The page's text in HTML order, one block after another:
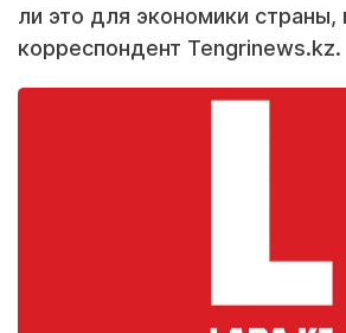
ли это для экономики страны,
корреспондент Tengrinews.kz.